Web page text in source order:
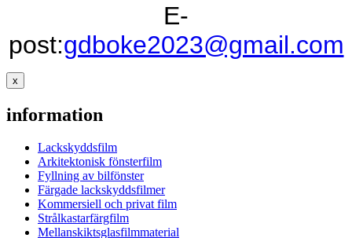
E-
post:gdboke2023@gmail.com
x
information
Lackskyddsfilm
Arkitektonisk fönsterfilm
Fyllning av bilfönster
Färgade lackskyddsfilmer
Kommersiell och privat film
Strålkastarfärgfilm
Mellanskiktsglasfilmmaterial